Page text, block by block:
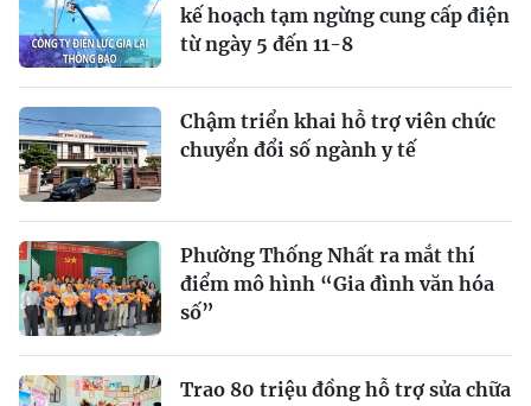
kế hoạch tạm ngừng cung cấp điện
từ ngày 5 đến 11-8
Chậm triển khai hỗ trợ viên chức
chuyển đổi số ngành y tế
Phường Thống Nhất ra mắt thí
điểm mô hình “Gia đình văn hóa
số”
Trao 80 triệu đồng hỗ trợ sửa chữa